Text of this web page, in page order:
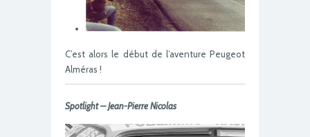
C’est alors le début de l’aventure Peugeot
Alméras !
Spotlight – Jean-Pierre Nicolas